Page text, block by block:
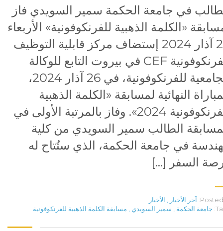
في جامعة الحكمة سمير السويدي فاز
«الكلمة الذهبية للفرنكوفونية» الأربعاء
27 آذار 2024 إستضاف مركز قابلية التوظيف
الفرنكوفونية CEF في بيروت التابع للوكالة
الجامعية للفرنكوفونية، في 26 آذار 2024،
النهائية لمسابقة «الكلمة الذهبية
للفرنكوفونية 2024». وفاز بالمرتبة الأولى في
الطالب سمير السويدي من كلية
في جامعة الحكمة، الذي ستُتاح له
السفر […]
Posted آخر الأخبار
الأخبار
جامعة الحكمة سمير السويدي مسابقة الكلمة الذهبية للفرنكوفونية